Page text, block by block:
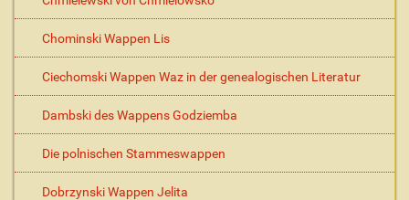
Chominski Wappen Lis
Ciechomski Wappen Waz in der genealogischen Literatur
Dambski des Wappens Godziemba
Die polnischen Stammeswappen
Dobrzynski Wappen Jelita